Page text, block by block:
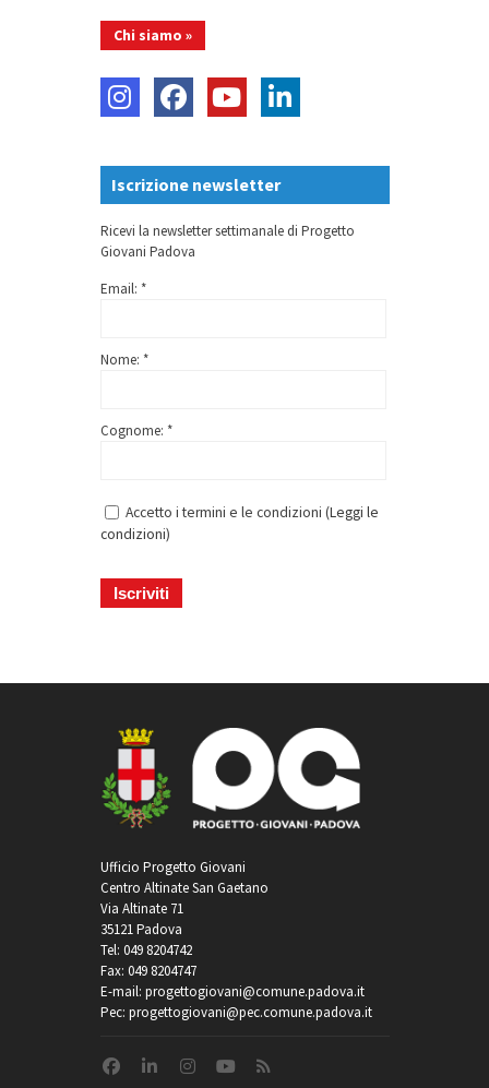
Chi siamo »
Iscrizione newsletter
Ricevi la newsletter settimanale di Progetto
Giovani Padova
Email: *
Nome: *
Cognome: *
Accetto i termini e le condizioni (Leggi le
condizioni)
Ufficio Progetto Giovani
Centro Altinate San Gaetano
Via Altinate 71
35121 Padova
Tel: 049 8204742
Fax: 049 8204747
E-mail: progettogiovani@comune.padova.it
Pec: progettogiovani@pec.comune.padova.it